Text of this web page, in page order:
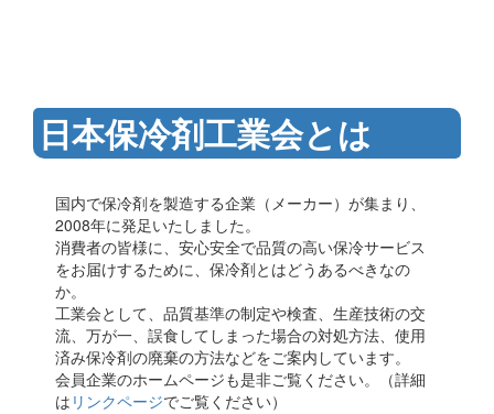
日本保冷剤工業会とは
国内で保冷剤を製造する企業（メーカー）が集まり、
2008年に発足いたしました。
消費者の皆様に、安心安全で品質の高い保冷サービス
をお届けするために、保冷剤とはどうあるべきなの
か。
工業会として、品質基準の制定や検査、生産技術の交
流、万が一、誤食してしまった場合の対処方法、使用
済み保冷剤の廃棄の方法などをご案内しています。
会員企業のホームページも是非ご覧ください。（詳細
は リンクページでご覧ください）